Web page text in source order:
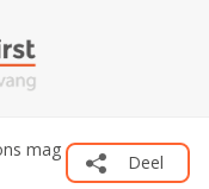
mag
Deel